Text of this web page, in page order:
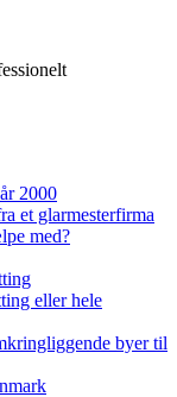
2000
et glarmesterfirma
med?
eller hele
byer til